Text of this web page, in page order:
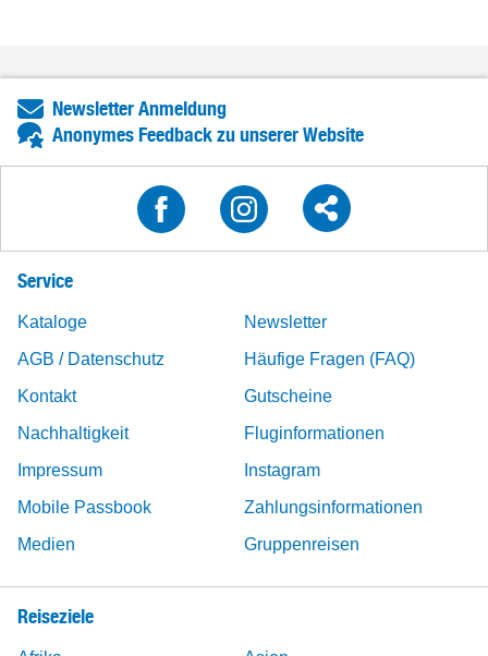
Newsletter Anmeldung
Anonymes Feedback zu unserer Website
Service
Kataloge
Newsletter
AGB / Datenschutz
Häufige Fragen (FAQ)
Kontakt
Gutscheine
Nachhaltigkeit
Fluginformationen
Impressum
Instagram
Mobile Passbook
Zahlungsinformationen
Medien
Gruppenreisen
Reiseziele